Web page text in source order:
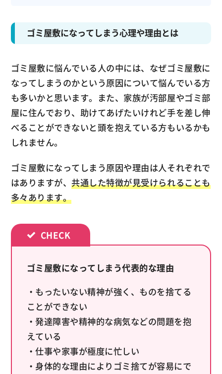
ゴミ屋敷になってしまう心理や理由とは
ゴミ屋敷に悩んでいる人の中には、なぜゴミ屋敷に
なってしまうのかという原因について悩んでいる方
も多いかと思います。また、家族が汚部屋やゴミ部
屋に住んでおり、助けてあげたいけれど手を差し伸
べることができないと頭を抱えている方もいるかも
しれません。
ゴミ屋敷になってしまう原因や理由は人それぞれで
はありますが、共通した特徴が見受けられることも
多々あります。
ゴミ屋敷になってしまう代表的な理由
・もったいない精神が強く、ものを捨てる
ことができない
・発達障害や精神的な病気などの問題を抱
えている
・仕事や家事が極度に忙しい
・身体的な理由によりゴミ捨てが容易にで